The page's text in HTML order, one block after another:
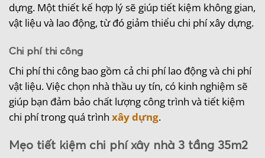
dựng. Một thiết kế hợp lý sẽ giúp tiết kiệm không gian,
vật liệu và lao động, từ đó giảm thiểu chi phí xây dựng.
Chi phí thi công
Chi phí thi công bao gồm cả chi phí lao động và chi phí
vật liệu. Việc chọn nhà thầu uy tín, có kinh nghiệm sẽ
giúp bạn đảm bảo chất lượng công trình và tiết kiệm
chi phí trong quá trình xây dựng.
Mẹo tiết kiệm chi phí xây nhà 3 tầng 35m2